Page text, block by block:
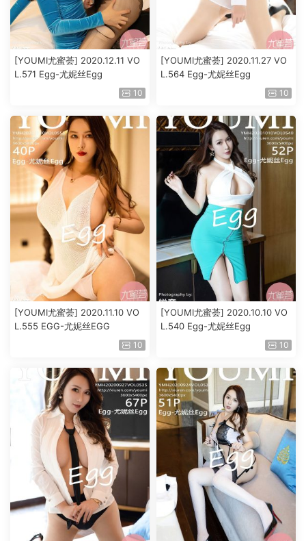
[YOUMI尤蜜荟] 2020.12.11 VO
L.571 Egg-尤妮丝Egg
10
[YOUMI尤蜜荟] 2020.11.27 VO
L.564 Egg-尤妮丝Egg
10
[YOUMI尤蜜荟] 2020.11.10 VO
L.555 EGG-尤妮丝EGG
10
[YOUMI尤蜜荟] 2020.10.10 VO
L.540 Egg-尤妮丝Egg
10